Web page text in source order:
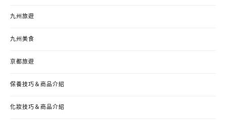
九州旅遊
九州美食
京都旅遊
保養技巧＆商品介紹
化妝技巧＆商品介紹